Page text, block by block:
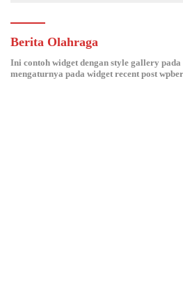
Berita Olahraga
Ini contoh widget dengan style gallery
mengaturnya pada widget recent post